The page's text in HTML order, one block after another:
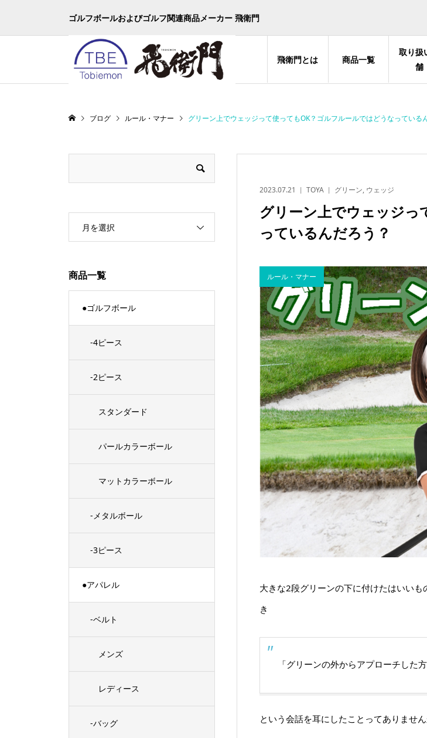
ゴルフボールおよびゴルフ関連商品メーカー 飛衛門
飛衛門とは 商品一覧
取り扱
舗
ブログ ルール・マナー グリーン上でウェッジって使ってもOK？ゴルフルールではどうなっている
2023.07.21 TOYA グリーン, ウェッジ
グリーン上でウェッジっ
っているんだろう？
ルール・マナー
大きな2段グリーンの下に付けたはいい
き
「グリーンの外からアプローチした
という会話を耳にしたことってありません
月を選択
商品一覧
●ゴルフボール
-4ピース
-2ピース
スタンダード
パールカラーボール
マットカラーボール
-メタルボール
-3ピース
●アパレル
-ベルト
メンズ
レディース
-バッグ